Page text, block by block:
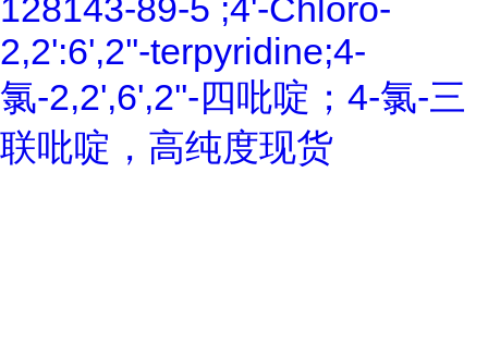
128143-89-5 ;4'-Chloro-
2,2':6',2''-terpyridine;4-
氯-2,2',6',2''-四吡啶；4-氯-三
联吡啶，高纯度现货